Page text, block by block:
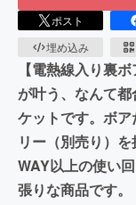
ポスト
埋め込み
【電熱線入り裏
が叶う、なんて
ケットです。ボ
リー（別売り）
WAY以上の使い
張りな商品です。